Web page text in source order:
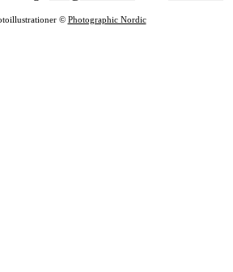
© Photographic Nordic